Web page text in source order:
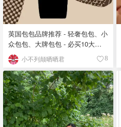
英国包包品牌推荐 - 轻奢包包、小
众包包、大牌包包 - 必买10大英
伦包合集小不列颠晒晒君 8